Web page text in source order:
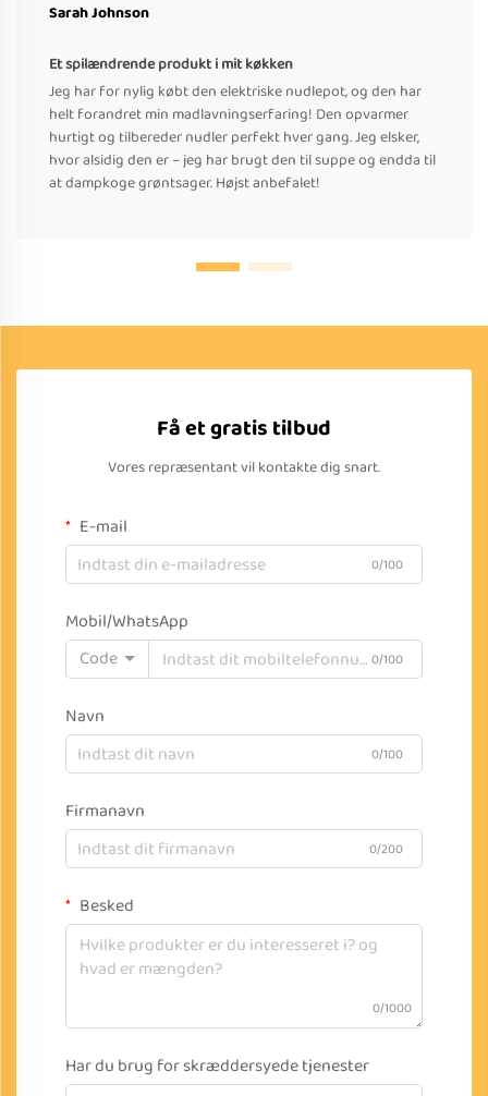
Sarah Johnson
Et spilændrende produkt i mit køkken
Jeg har for nylig købt den elektriske nudlepot, og den har
helt forandret min madlavningserfaring! Den opvarmer
hurtigt og tilbereder nudler perfekt hver gang. Jeg elsker,
hvor alsidig den er – jeg har brugt den til suppe og endda til
at dampkoge grøntsager. Højst anbefalet!
Få et gratis tilbud
Vores repræsentant vil kontakte dig snart.
E-mail
0/100
Mobil/WhatsApp
Code
0/100
Navn
0/100
Firmanavn
0/200
Besked
0/1000
Har du brug for skræddersyede tjenester